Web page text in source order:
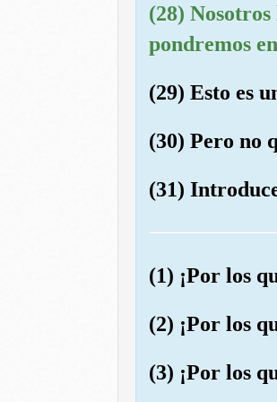
(28)
pondremos
(29) Esto es
(30) Pero no
(31)
(1) ¡Por los
(2) ¡Por los
(3) ¡Por los